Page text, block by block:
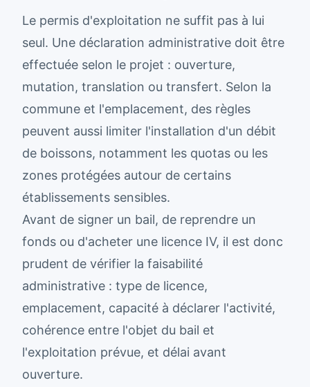
Le permis d'exploitation ne suffit pas à lui
seul. Une déclaration administrative doit être
effectuée selon le projet : ouverture,
mutation, translation ou transfert. Selon la
commune et l'emplacement, des règles
peuvent aussi limiter l'installation d'un débit
de boissons, notamment les quotas ou les
zones protégées autour de certains
établissements sensibles.
Avant de signer un bail, de reprendre un
fonds ou d'acheter une licence IV, il est donc
prudent de vérifier la faisabilité
administrative : type de licence,
emplacement, capacité à déclarer l'activité,
cohérence entre l'objet du bail et
l'exploitation prévue, et délai avant
ouverture.